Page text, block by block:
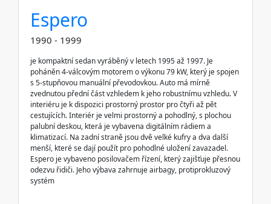
Espero
1990 - 1999
je kompaktní sedan vyráběný v letech 1995 až 1997. Je
poháněn 4-válcovým motorem o výkonu 79 kW, který je spojen
s 5-stupňovou manuální převodovkou. Auto má mírně
zvednutou přední část vzhledem k jeho robustnímu vzhledu. V
interiéru je k dispozici prostorný prostor pro čtyři až pět
cestujících. Interiér je velmi prostorný a pohodlný, s plochou
palubní deskou, která je vybavena digitálním rádiem a
klimatizací. Na zadní straně jsou dvě velké kufry a dva další
menší, které se dají použít pro pohodlné uložení zavazadel.
Espero je vybaveno posilovačem řízení, který zajišťuje přesnou
odezvu řidiči. Jeho výbava zahrnuje airbagy, protiprokluzový
systém